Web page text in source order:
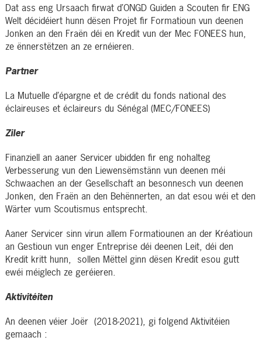
Dat ass eng Ursaach firwat d’ONGD Guiden a Scouten fir ENG
Welt décidéiert hunn dësen Projet fir Formatioun vun deenen
Jonken an den Fraën déi en Kredit vun der Mec FONEES hun,
ze ënnerstëtzen an ze ernéieren.
Partner
La Mutuelle d’épargne et de crédit du fonds national des
éclaireuses et éclaireurs du Sénégal (MEC/FONEES)
Ziler
Finanziell an aaner Servicer ubidden fir eng nohalteg
Verbesserung vun den Liewensëmstänn vun deenen méi
Schwaachen an der Gesellschaft an besonnesch vun deenen
Jonken, den Fraën an den Behënnerten, an dat esou wéi et den
Wärter vum Scoutismus entsprecht.
Aaner Servicer sinn virun allem Formatiounen an der Kréatioun
an Gestioun vun enger Entreprise déi deenen Leit, déi den
Kredit kritt hunn, sollen Mëttel ginn dësen Kredit esou gutt
ewéi méiglech ze geréieren.
Aktivitéiten
An deenen véier Joër (2018-2021), gi folgend Aktivitéien
gemaach :